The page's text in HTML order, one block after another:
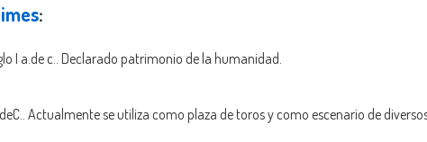
:
I a.de c.. Declarado patrimonio de la humanidad.
Actualmente se utiliza como plaza de toros y como escenario de